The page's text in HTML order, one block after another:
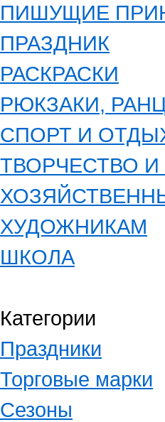
ПИШУЩИЕ
ПРАЗДНИК
РАСКРАСКИ
РЮКЗАКИ,
СПОРТ И
ТВОРЧЕСТВО И
ХУДОЖНИКАМ
ШКОЛА
Категории
Праздники
Торговые марки
Сезоны